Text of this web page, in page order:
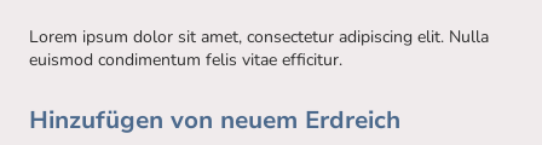
Lorem ipsum dolor sit amet, consectetur adipiscing elit. Nulla
euismod condimentum felis vitae efficitur.
Hinzufügen von neuem Erdreich